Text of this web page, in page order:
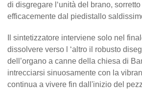
di disgregare l‘unità del brano,
efficacemente dal piedistallo
Il sintetizzatore interviene solo nel
dissolvere verso l ‘altro il robusto
dell’organo a canne della chiesa di
intrecciarsi sinuosamente con la
continua a vivere fin dall'inizio del